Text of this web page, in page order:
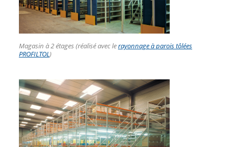
Magasin à 2 étages (réalisé avec lerayonnage à parois tôlées
PROFILTOL)